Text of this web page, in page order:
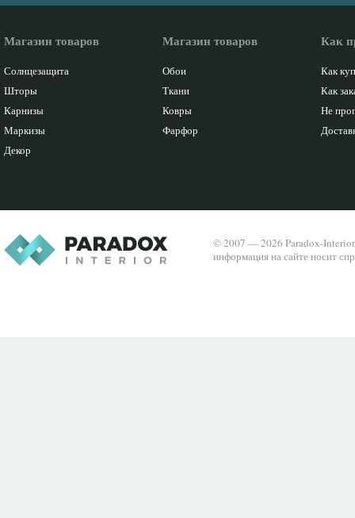
Магазин товаров
Солнцезащита
Шторы
Карнизы
Маркизы
Декор
Магазин товаров
Обои
Ткани
Ковры
Фарфор
Как
Как
Как
Не
© 2007 — 2026 Paradox-
информация на сайте носит